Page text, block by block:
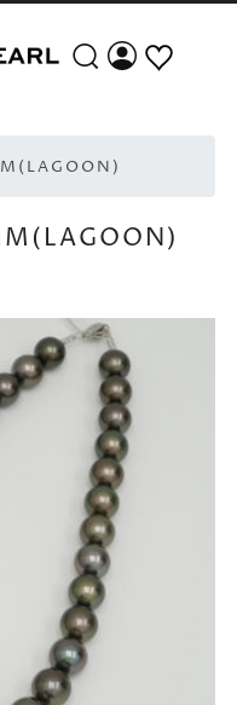
検索